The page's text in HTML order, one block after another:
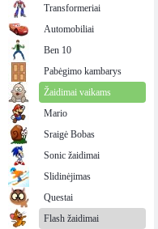
Transformeriai
Automobiliai
Ben 10
Pabėgimo kambarys
Žaidimai vaikams
Mario
Sraigė Bobas
Sonic žaidimai
Slidinėjimas
Questai
Flash žaidimai